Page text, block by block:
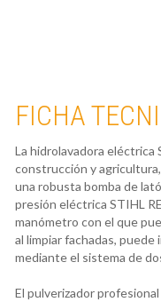
FICHA
La hidrolavadora eléctrica
construcción y
una robusta bomba de
presión eléctrica STIHL
manómetro con el que
al limpiar fachadas,
mediante el sistema de
El pulverizador